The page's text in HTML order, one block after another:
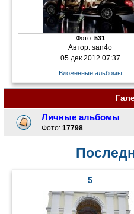
Фото: 531
Автор:san4o
05 дек 2012 07:37
Вложенные альбомы
Личные альбомы
Фото:17798
5